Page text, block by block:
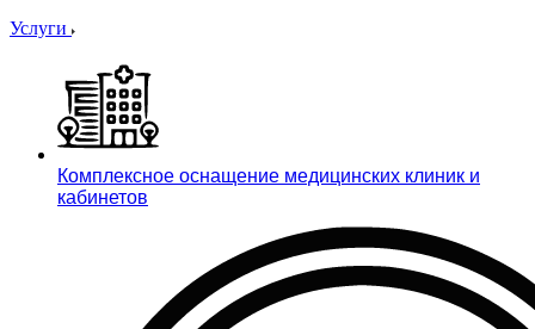
Услуги
Комплексное оснащение медицинских клиник и
кабинетов